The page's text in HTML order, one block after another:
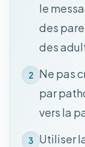
le
des
des
2 Ne pas
par
vers la
3 Utiliser